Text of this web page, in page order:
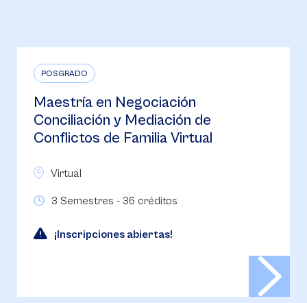
POSGRADO
Maestría en Negociación
Conciliación y Mediación de
Conflictos de Familia Virtual
Virtual
3 Semestres - 36 créditos
¡Inscripciones abiertas!